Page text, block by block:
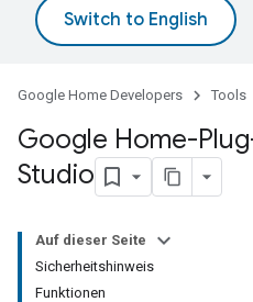
Google Home Developers Tools
Google Home-
Studio
Auf dieser Seite
Sicherheitshinweis
Funktionen